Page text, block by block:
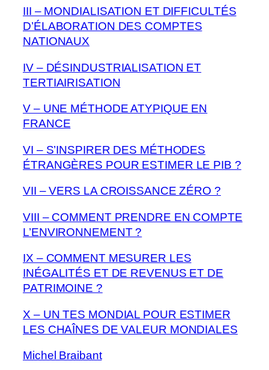
III – MONDIALISATION ET DIFFICULTÉS
D’ÉLABORATION DES COMPTES
NATIONAUX
IV – DÉSINDUSTRIALISATION ET
TERTIAIRISATION
V – UNE MÉTHODE ATYPIQUE EN
FRANCE
VI – S’INSPIRER DES MÉTHODES
ÉTRANGÈRES POUR ESTIMER LE PIB ?
VII – VERS LA CROISSANCE ZÉRO ?
VIII – COMMENT PRENDRE EN COMPTE
L’ENVIRONNEMENT ?
IX – COMMENT MESURER LES
INÉGALITÉS ET DE REVENUS ET DE
PATRIMOINE ?
X – UN TES MONDIAL POUR ESTIMER
LES CHAÎNES DE VALEUR MONDIALES
Michel Braibant